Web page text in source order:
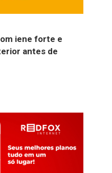
iene forte e
antes de